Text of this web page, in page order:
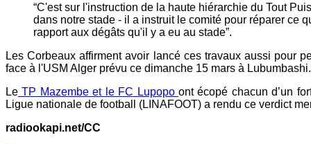
“C'est sur l'instruction de la haute hiérarchie du Tout
dans notre stade - il a instruit le comité pour réparer ce
rapport aux dégâts qu'il y a eu au stade”.
Les Corbeaux affirment avoir lancé ces travaux aussi pour
face à l'USM Alger prévu ce dimanche 15 mars à Lubumbashi.
Le TP Mazembe et le FC Lupopo ont écopé chacun d’un
Ligue nationale de football (LINAFOOT) a rendu ce verdict
radiookapi.net/CC